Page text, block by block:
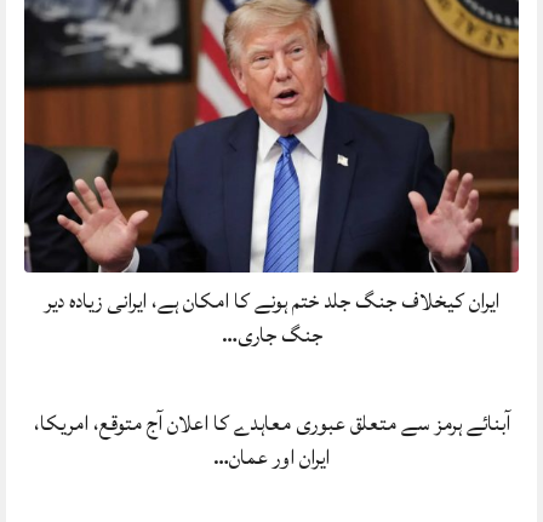
ایران کیخلاف جنگ جلد ختم ہونے کا امکان ہے، ایرانی زیادہ دیر
جنگ جاری…
آبنائے ہرمز سے متعلق عبوری معاہدے کا اعلان آج متوقع، امریکا،
ایران اور عمان…